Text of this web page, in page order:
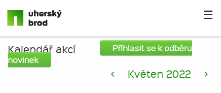
☰
Kalendář akcí
Příhlasit se k odběru
novinek
< Květen 2022 >